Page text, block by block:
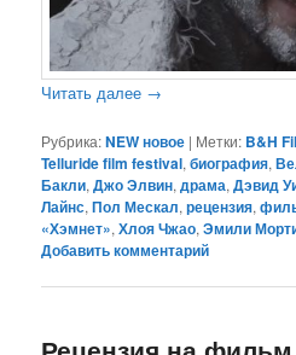
Читать далее →
Рубрика:NEW новое | Метки: B&H
Telluride film festival,биография,
Бакли,Джо Элвин,драма,Дэвид
Лайнс,Пол Мескал,рецензия,
«Хэмнет»,Хлоя Чжао,Эмили
Добавить комментарий